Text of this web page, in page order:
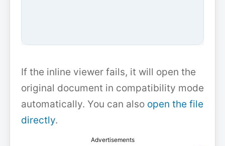
If the inline viewer fails, it will open the
original document in compatibility mode
automatically. You can also open the file
directly.
Advertisements